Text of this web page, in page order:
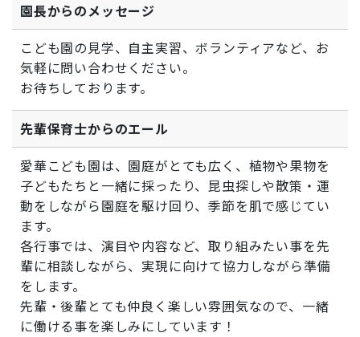
園長からのメッセージ
こども園の見学、自主実習、ボランティアなど、お
気軽に問い合わせください。
お待ちしております。
先輩保育士からのエール
愛華こども園は、園庭がとても広く、植物や果物を
子どもたちと一緒に採ったり、昆虫探しや散策・運
動をしながら園庭を駆け回り、季節を肌で感じてい
ます。
各行事では、演目や内容など、取り組みたい事を先
輩に相談しながら、実現に向けて協力しながら準備
をします。
先輩・後輩とても仲良く楽しい雰囲気なので、一緒
に働ける事を楽しみにしています！